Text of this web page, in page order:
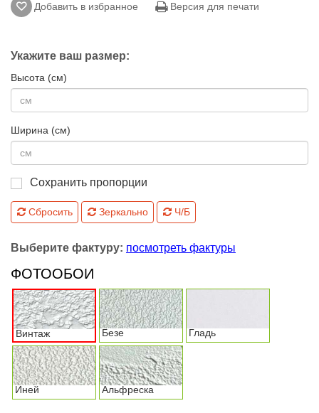
Добавить в избранное Версия для печати
Укажите ваш размер:
Высота (см)
Ширина (см)
Сохранить пропорции
Сбросить Зеркально Ч/Б
Выберите фактуру: посмотреть фактуры
ФОТООБОИ
Винтаж Безе Гладь
Иней Альфреска